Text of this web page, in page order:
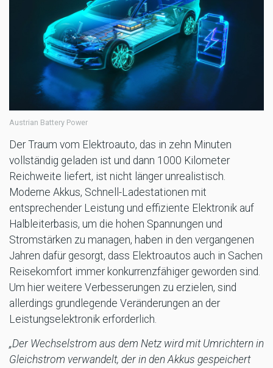
Austrian Battery Power
Der Traum vom Elektroauto, das in zehn Minuten
vollständig geladen ist und dann 1000 Kilometer
Reichweite liefert, ist nicht länger unrealistisch.
Moderne Akkus, Schnell-Ladestationen mit
entsprechender Leistung und effiziente Elektronik auf
Halbleiterbasis, um die hohen Spannungen und
Stromstärken zu managen, haben in den vergangenen
Jahren dafür gesorgt, dass Elektroautos auch in Sachen
Reisekomfort immer konkurrenzfähiger geworden sind.
Um hier weitere Verbesserungen zu erzielen, sind
allerdings grundlegende Veränderungen an der
Leistungselektronik erforderlich.
„Der Wechselstrom aus dem Netz wird mit Umrichtern in
Gleichstrom verwandelt, der in den Akkus gespeichert